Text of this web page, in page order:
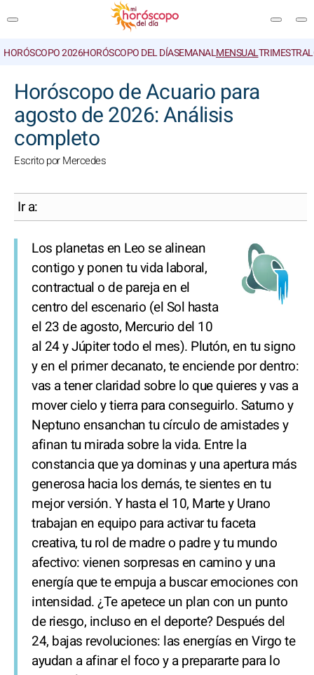
HORÓSCOPO 2026HORÓSCOPO DEL DÍASEMANALMENSUALTRIMESTRAL
Horóscopo de Acuario para
agosto de 2026: Análisis
completo
Escrito por Mercedes
Ir a:
Los planetas en Leo se alinean
contigo y ponen tu vida laboral,
contractual o de pareja en el
centro del escenario (el Sol hasta
el 23 de agosto, Mercurio del 10
al 24 y Júpiter todo el mes). Plutón, en tu signo
y en el primer decanato, te enciende por dentro:
vas a tener claridad sobre lo que quieres y vas a
mover cielo y tierra para conseguirlo. Saturno y
Neptuno ensanchan tu círculo de amistades y
afinan tu mirada sobre la vida. Entre la
constancia que ya dominas y una apertura más
generosa hacia los demás, te sientes en tu
mejor versión. Y hasta el 10, Marte y Urano
trabajan en equipo para activar tu faceta
creativa, tu rol de madre o padre y tu mundo
afectivo: vienen sorpresas en camino y una
energía que te empuja a buscar emociones con
intensidad. ¿Te apetece un plan con un punto
de riesgo, incluso en el deporte? Después del
24, bajas revoluciones: las energías en Virgo te
ayudan a afinar el foco y a prepararte para lo